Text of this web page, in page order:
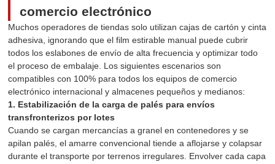
comercio electrónico
Muchos operadores de tiendas solo utilizan cajas de cartón y cinta
adhesiva, ignorando que el film estirable manual puede cubrir
todos los eslabones de envío de alta frecuencia y optimizar todo
el proceso de embalaje. Los siguientes escenarios son
compatibles con 100% para todos los equipos de comercio
electrónico internacional y almacenes pequeños y medianos:
1. Estabilización de la carga de palés para envíos
transfronterizos por lotes
Cuando se cargan mercancías a granel en contenedores y se
apilan palés, el amarre convencional tiende a aflojarse y colapsar
durante el transporte por terrenos irregulares. Envolver cada capa